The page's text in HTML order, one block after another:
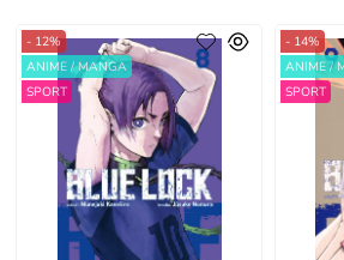
- 12%
ANIME / MANGA
SPORT
- 14%
ANIME /
SPORT